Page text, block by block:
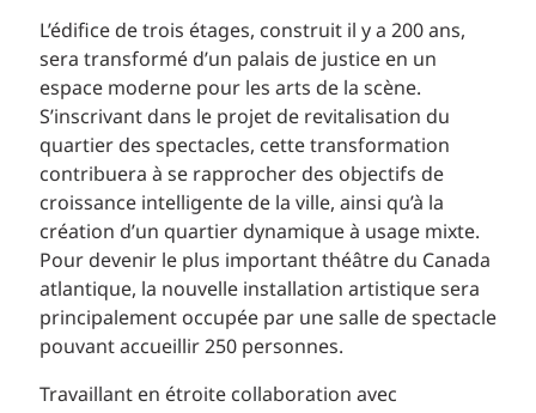
L’édifice de trois étages, construit il y a 200 ans,
sera transformé d’un palais de justice en un
espace moderne pour les arts de la scène.
S’inscrivant dans le projet de revitalisation du
quartier des spectacles, cette transformation
contribuera à se rapprocher des objectifs de
croissance intelligente de la ville, ainsi qu’à la
création d’un quartier dynamique à usage mixte.
Pour devenir le plus important théâtre du Canada
atlantique, la nouvelle installation artistique sera
principalement occupée par une salle de spectacle
pouvant accueillir 250 personnes.
Travaillant en étroite collaboration avec